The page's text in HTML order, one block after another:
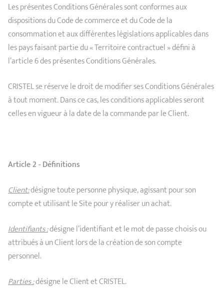
Les présentes Conditions Générales sont conformes aux
dispositions du Code de commerce et du Code de la
consommation et aux différentes législations applicables dans
les pays faisant partie du « Territoire contractuel » défini à
l’article 6 des présentes Conditions Générales.
CRISTEL se réserve le droit de modifier ses Conditions Générales
à tout moment. Dans ce cas, les conditions applicables seront
celles en vigueur à la date de la commande par le Client.
Article 2 - Définitions
Client:désigne toute personne physique, agissant pour son
compte et utilisant le Site pour y réaliser un achat.
Identifiants :désigne l’identifiant et le mot de passe choisis ou
attribués à un Client lors de la création de son compte
personnel.
Parties :désigne le Client et CRISTEL.